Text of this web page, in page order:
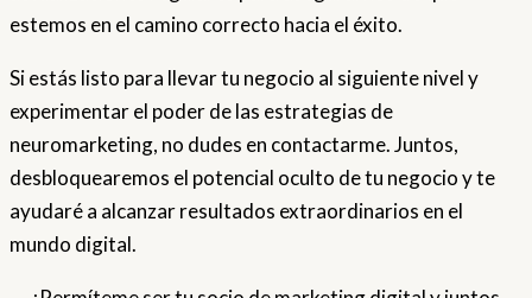
estemos en el camino correcto hacia el éxito.
Si estás listo para llevar tu negocio al siguiente nivel y
experimentar el poder de las estrategias de
neuromarketing, no dudes en contactarme. Juntos,
desbloquearemos el potencial oculto de tu negocio y te
ayudaré a alcanzar resultados extraordinarios en el
mundo digital.